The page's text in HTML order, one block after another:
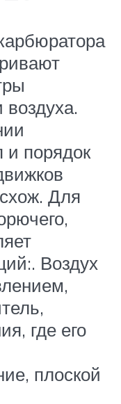
и порядок
Для
Воздух
где его
плоской